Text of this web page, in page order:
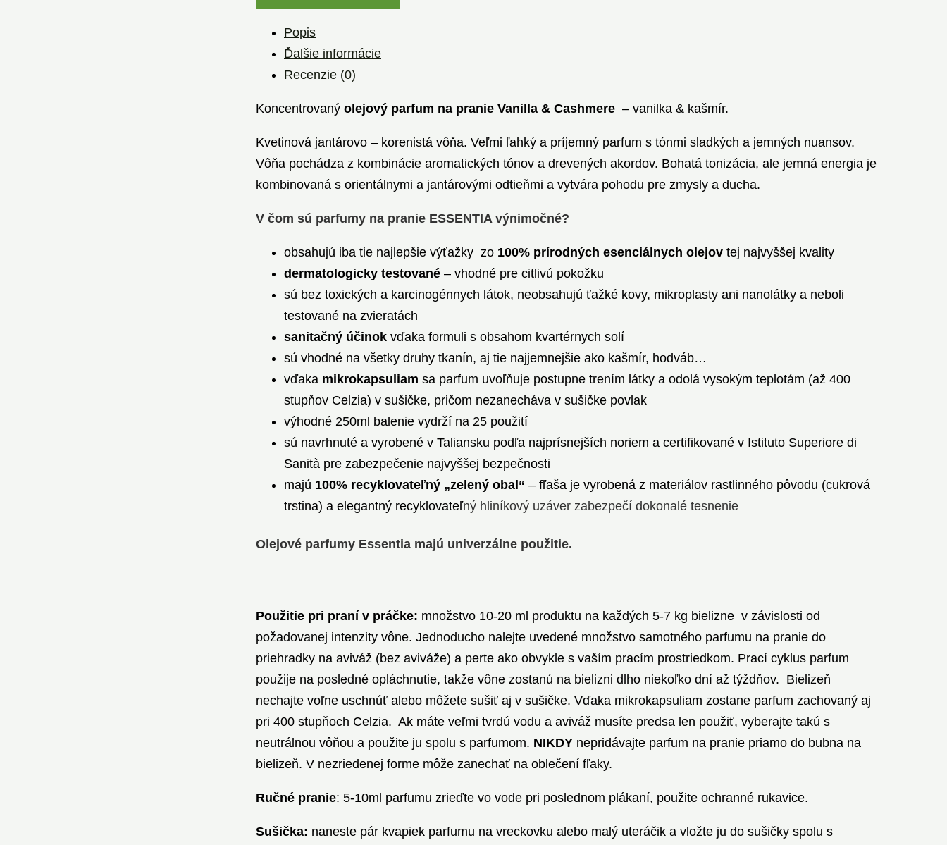
Popis
Ďalšie informácie
Recenzie (0)
Koncentrovaný olejový parfum na pranie Vanilla & Cashmere – vanilka & kašmír.
Kvetinová jantárovo – korenistá vôňa. Veľmi ľahký a príjemný parfum s tónmi sladkých a jemných nuansov.
Vôňa pochádza z kombinácie aromatických tónov a drevených akordov. Bohatá tonizácia, ale jemná energia je
kombinovaná s orientálnymi a jantárovými odtieňmi a vytvára pohodu pre zmysly a ducha.
V čom sú parfumy na pranie ESSENTIA výnimočné?
obsahujú iba tie najlepšie výťažky zo 100% prírodných esenciálnych olejov tej najvyššej kvality
dermatologicky testované – vhodné pre citlivú pokožku
sú bez toxických a karcinogénnych látok, neobsahujú ťažké kovy, mikroplasty ani nanolátky a neboli
testované na zvieratách
sanitačný účinok vďaka formuli s obsahom kvartérnych solí
sú vhodné na všetky druhy tkanín, aj tie najjemnejšie ako kašmír, hodváb…
vďaka mikrokapsuliam sa parfum uvoľňuje postupne trením látky a odolá vysokým teplotám (až 400
stupňov Celzia) v sušičke, pričom nezanecháva v sušičke povlak
výhodné 250ml balenie vydrží na 25 použití
sú navrhnuté a vyrobené v Taliansku podľa najprísnejších noriem a certifikované v Istituto Superiore di
Sanità pre zabezpečenie najvyššej bezpečnosti
majú 100% recyklovateľný „zelený obal“ – fľaša je vyrobená z materiálov rastlinného pôvodu (cukrová
trstina) a elegantný recyklovateľný hliníkový uzáver zabezpečí dokonalé tesnenie
Olejové parfumy Essentia majú univerzálne použitie.
Použitie pri praní v práčke: množstvo 10-20 ml produktu na každých 5-7 kg bielizne v závislosti od
požadovanej intenzity vône. Jednoducho nalejte uvedené množstvo samotného parfumu na pranie do
priehradky na aviváž (bez aviváže) a perte ako obvykle s vaším pracím prostriedkom. Prací cyklus parfum
použije na posledné opláchnutie, takže vône zostanú na bielizni dlho niekoľko dní až týždňov. Bielizeň
nechajte voľne uschnúť alebo môžete sušiť aj v sušičke. Vďaka mikrokapsuliam zostane parfum zachovaný aj
pri 400 stupňoch Celzia. Ak máte veľmi tvrdú vodu a aviváž musíte predsa len použiť, vyberajte takú s
neutrálnou vôňou a použite ju spolu s parfumom. NIKDY nepridávajte parfum na pranie priamo do bubna na
bielizeň. V nezriedenej forme môže zanechať na oblečení fľaky.
Ručné pranie: 5-10ml parfumu zrieďte vo vode pri poslednom plákaní, použite ochranné rukavice.
Sušička: naneste pár kvapiek parfumu na vreckovku alebo malý uteráčik a vložte ju do sušičky spolu s